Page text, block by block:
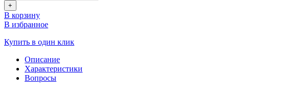
+
В корзину
В избранное
Купить в один клик
Описание
Характеристики
Вопросы